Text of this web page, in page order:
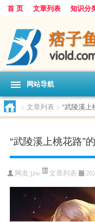
首 页 文章列表 知识分
网站导航
> 文章列表 > “武陵溪上
“武陵溪上桃花路”
网友:jzw 文章列表